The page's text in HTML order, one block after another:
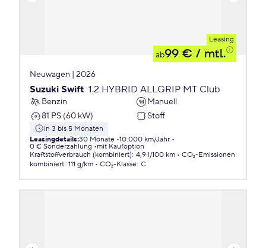
Leasing
ab99 € / mtl.
Neuwagen | 2026
Suzuki Swift 1.2 HYBRID ALLGRIP MT Club
Benzin
Manuell
81 PS (60 kW)
Stoff
in 3 bis 5 Monaten
Leasingdetails:30 Monate 10.000 km/Jahr
0 € Sonderzahlung
mit Kaufoption
Kraftstoffverbrauch (kombiniert): 4,9 l/100 km
CO₂-Emissionen
kombiniert: 111 g/km CO₂-Klasse: C